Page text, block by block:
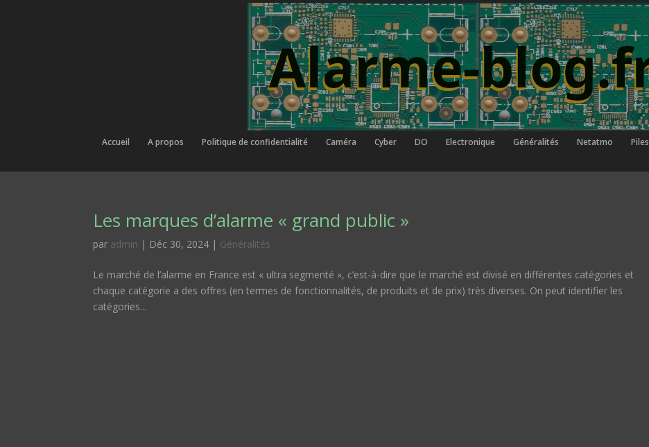
Accueil A propos Politique de confidentialité Caméra Cyber DO Electronique Généralités Netatmo Piles
Les marques d’alarme « grand public »
par admin | Déc 30, 2024 | Généralités
Le marché de l’alarme en France est « ultra segmenté », c’est-à-dire que le marché est divisé en différentes catégories et
chaque catégorie a des offres (en termes de fonctionnalités, de produits et de prix) très diverses. On peut identifier les
catégories...